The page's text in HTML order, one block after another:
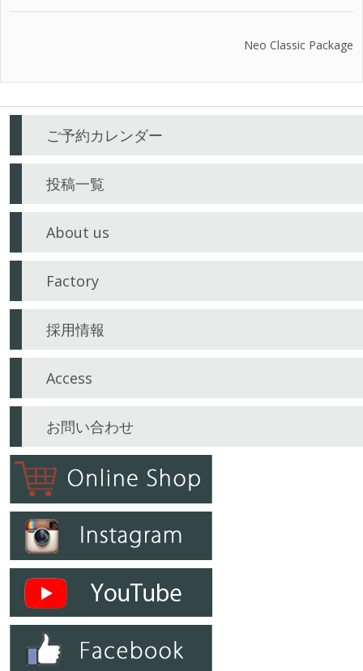
ナ
ゲ
シ
ン
Neo Classic Package
ご予約カレンダー
投稿一覧
About us
Factory
採用情報
Access
お問い合わせ